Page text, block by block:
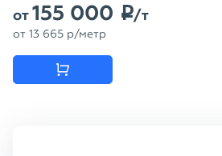
от155 000 p/т
от 13 665 p/метр